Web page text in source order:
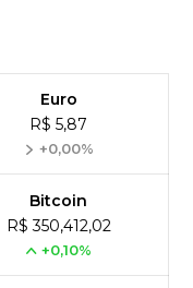
Euro
R$ 5,87
+0,00%
Bitcoin
R$ 350,412,02
+0,10%